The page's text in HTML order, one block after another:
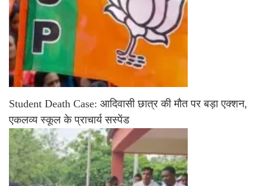
Student Death Case: आदिवासी छात्र की मौत पर बड़ा एक्शन,
एकलव्य स्कूल के प्राचार्य सस्पेंड